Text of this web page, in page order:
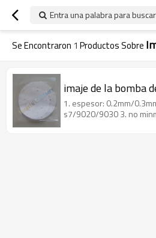
Entra una palabra para
Se Encontraron 1 Productos Sobre
imaje de la bomba
1. espesor: 0.2mm/
s7/9020/9030 3. no